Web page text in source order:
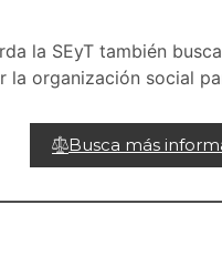
la SEyT también
la organización social
Busca más